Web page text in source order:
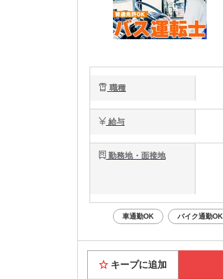
職種
給与
勤務地・面接地
車通勤OK バイク通勤OK
キープに追加